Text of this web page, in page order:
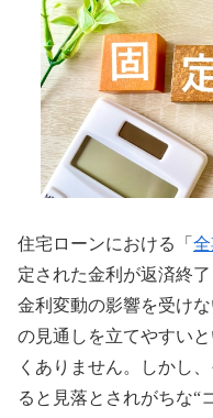
住宅ローンにおける「
定された金利が返済終
金利変動の影響を受け
の見通しを立てやすい
くありません。しかし
ると見落とされがちな“